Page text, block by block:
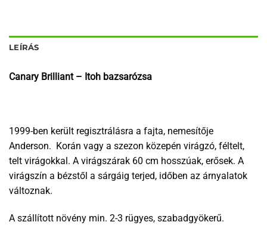
LEÍRÁS
Canary Brilliant – Itoh bazsarózsa
1999-ben került regisztrálásra a fajta, nemesítője
Anderson. Korán vagy a szezon közepén virágzó, féltelt,
telt virágokkal. A virágszárak 60 cm hosszúak, erősek. A
virágszín a bézstől a sárgáig terjed, időben az árnyalatok
változnak.
A szállított növény min. 2-3 rügyes, szabadgyökerű.